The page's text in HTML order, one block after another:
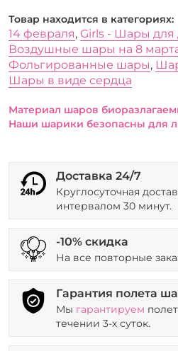
Товар находится в категориях:
14 февраля, Girls - Шары для
Воздушные шары на 8
Фольгированные шары,
Шары в виде сердца
Материал шаров
Наши шарики безопасны для
Доставка 24/7
Круглосуточная
интервалом 30 минут.
-10% скидка
На все повторные
Гарантия полета
Мы гарантируем
течении 3-х суток.